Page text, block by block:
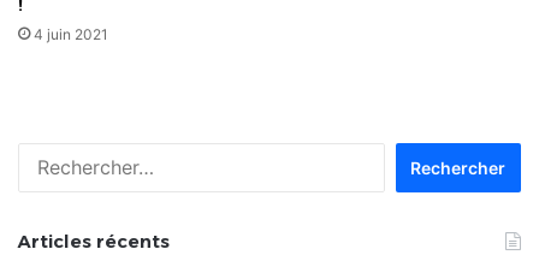
!
4 juin 2021
Articles récents